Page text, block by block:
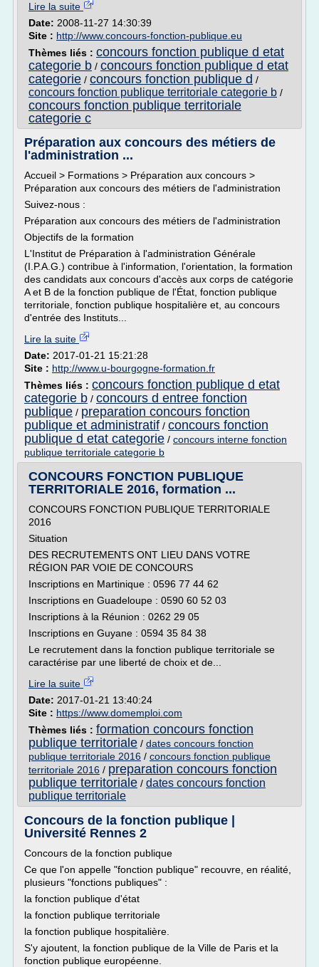
Lire la suite
Date: 2008-11-27 14:30:39
Site : http://www.concours-fonction-publique.eu
Thèmes liés : concours fonction publique d etat
categorie b / concours fonction publique d etat
categorie / concours fonction publique d /
concours fonction publique territoriale categorie b /
concours fonction publique territoriale
categorie c
Préparation aux concours des métiers de
l'administration ...
Accueil > Formations > Préparation aux concours >
Préparation aux concours des métiers de l'administration
Suivez-nous :
Préparation aux concours des métiers de l'administration
Objectifs de la formation
L'Institut de Préparation à l'administration Générale
(I.P.A.G.) contribue à l'information, l'orientation, la formation
des candidats aux concours d'accès aux corps de catégorie
A et B de la fonction publique de l'État, fonction publique
territoriale, fonction publique hospitalière et, au concours
d'entrée des Instituts...
Lire la suite
Date: 2017-01-21 15:21:28
Site : http://www.u-bourgogne-formation.fr
Thèmes liés : concours fonction publique d etat
categorie b / concours d entree fonction
publique / preparation concours fonction
publique et administratif / concours fonction
publique d etat categorie / concours interne fonction
publique territoriale categorie b
CONCOURS FONCTION PUBLIQUE
TERRITORIALE 2016, formation ...
CONCOURS FONCTION PUBLIQUE TERRITORIALE
2016
Situation
DES RECRUTEMENTS ONT LIEU DANS VOTRE
RÉGION PAR VOIE DE CONCOURS
Inscriptions en Martinique : 0596 77 44 62
Inscriptions en Guadeloupe : 0590 60 52 03
Inscriptions à la Réunion : 0262 29 05
Inscriptions en Guyane : 0594 35 84 38
Le recrutement dans la fonction publique territoriale se
caractérise par une liberté de choix et de...
Lire la suite
Date: 2017-01-21 13:40:24
Site : https://www.domemploi.com
Thèmes liés : formation concours fonction
publique territoriale / dates concours fonction
publique territoriale 2016 / concours fonction publique
territoriale 2016 / preparation concours fonction
publique territoriale / dates concours fonction
publique territoriale
Concours de la fonction publique |
Université Rennes 2
Concours de la fonction publique
Ce que l'on appelle "fonction publique" recouvre, en réalité,
plusieurs "fonctions publiques" :
la fonction publique d'état
la fonction publique territoriale
la fonction publique hospitalière.
S'y ajoutent, la fonction publique de la Ville de Paris et la
fonction publique européenne.